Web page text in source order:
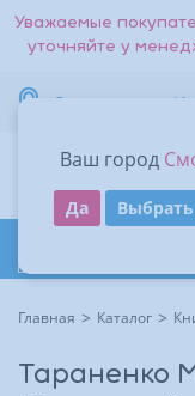
Уважаемые
уточняйте у
Ваш город
Да
Смоленск
Главная Каталог
Тараненко
Адрес
Контакты
Другие способы